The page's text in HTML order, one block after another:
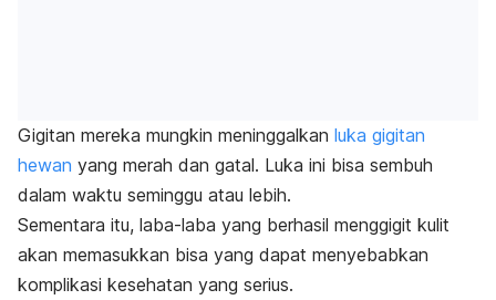
Gigitan mereka mungkin meninggalkan luka gigitan
hewan yang merah dan gatal. Luka ini bisa sembuh
dalam waktu seminggu atau lebih.
Sementara itu, laba-laba yang berhasil menggigit kulit
akan memasukkan bisa yang dapat menyebabkan
komplikasi kesehatan yang serius.